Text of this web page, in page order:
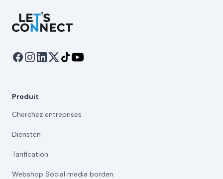
Let's Connect
Produit
Cherchez entreprises
Diensten
Tarification
Webshop Social media borden